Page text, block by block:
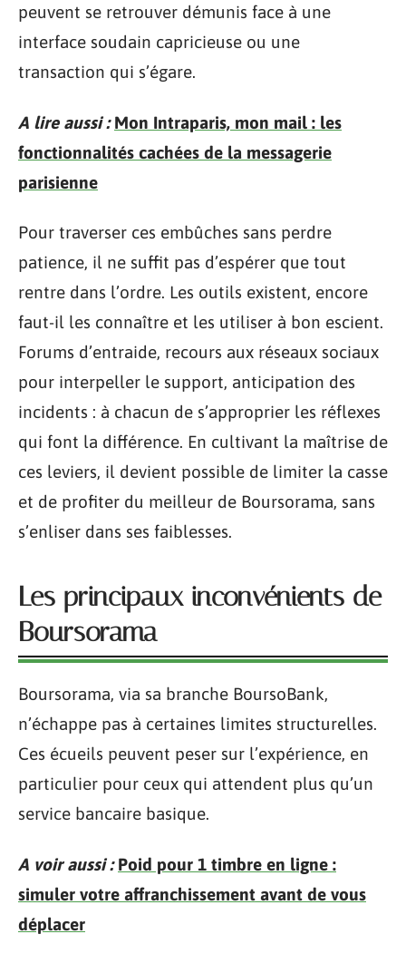
peuvent se retrouver démunis face à une
interface soudain capricieuse ou une
transaction qui s’égare.
A lire aussi : Mon Intraparis, mon mail : les
fonctionnalités cachées de la messagerie
parisienne
Pour traverser ces embûches sans perdre
patience, il ne suffit pas d’espérer que tout
rentre dans l’ordre. Les outils existent, encore
faut-il les connaître et les utiliser à bon escient.
Forums d’entraide, recours aux réseaux sociaux
pour interpeller le support, anticipation des
incidents : à chacun de s’approprier les réflexes
qui font la différence. En cultivant la maîtrise de
ces leviers, il devient possible de limiter la casse
et de profiter du meilleur de Boursorama, sans
s’enliser dans ses faiblesses.
Les principaux inconvénients de
Boursorama
Boursorama, via sa branche BoursoBank,
n’échappe pas à certaines limites structurelles.
Ces écueils peuvent peser sur l’expérience, en
particulier pour ceux qui attendent plus qu’un
service bancaire basique.
A voir aussi : Poid pour 1 timbre en ligne :
simuler votre affranchissement avant de vous
déplacer